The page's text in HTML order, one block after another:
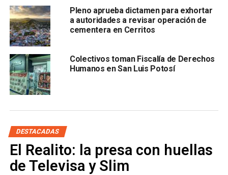
abarcan desde la cabecera de Cerritos y dos o tres
comunidades diariamente.
También lee:
investigados por abuso de autoridad
ARTÍCULOS RELACIONADOS:
MARÍA LETICIA VÁZQUEZ
NO TE PIERDAS
¿Qué fue de Marcelo Guerrero, autor del Gol del
Milagro?
Pleno aprueba dictamen para exhortar
a autoridades a revisar operación de
cementera en Cerritos
Colectivos toman Fiscalía de Derechos
Humanos en San Luis Potosí
DESTACADAS
El Realito: la presa con huellas
de Televisa y Slim